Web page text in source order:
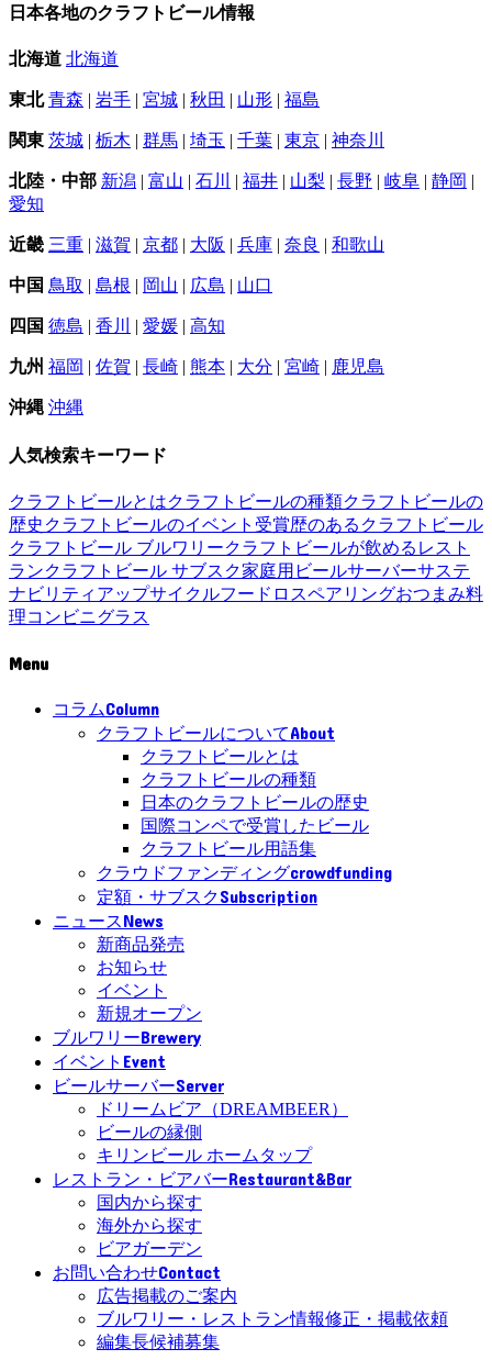
日本各地のクラフトビール情報
北海道 北海道
東北 青森 | 岩手 | 宮城 | 秋田 | 山形 | 福島
関東 茨城 | 栃木 | 群馬 | 埼玉 | 千葉 | 東京 | 神奈川
北陸・中部 新潟 | 富山 | 石川 | 福井 | 山梨 | 長野 | 岐阜 | 静岡 |
愛知
近畿 三重 | 滋賀 | 京都 | 大阪 | 兵庫 | 奈良 | 和歌山
中国 鳥取 | 島根 | 岡山 | 広島 | 山口
四国 徳島 | 香川 | 愛媛 | 高知
九州 福岡 | 佐賀 | 長崎 | 熊本 | 大分 | 宮崎 | 鹿児島
沖縄 沖縄
人気検索キーワード
クラフトビールとはクラフトビールの種類クラフトビールの
歴史 クラフトビールのイベント 受賞歴のあるクラフトビール
クラフトビール ブルワリークラフトビールが飲めるレスト
ランクラフトビール サブスク家庭用ビールサーバーサステ
ナビリティ アップサイクルフードロスペアリングおつまみ料
理コンビニグラス
Menu
コラムColumn
クラフトビールについてAbout
クラフトビールとは
クラフトビールの種類
日本のクラフトビールの歴史
国際コンペで受賞したビール
クラフトビール用語集
クラウドファンディングcrowdfunding
定額・サブスクSubscription
ニュースNews
新商品発売
お知らせ
イベント
新規オープン
ブルワリーBrewery
イベント Event
ビールサーバーServer
ドリームビア（DREAMBEER）
ビールの縁側
キリンビール ホームタップ
レストラン・ビアバーRestaurant&Bar
国内から探す
海外から探す
ビアガーデン
お問い合わせContact
広告掲載のご案内
ブルワリー・レストラン情報修正・掲載依頼
編集長候補募集